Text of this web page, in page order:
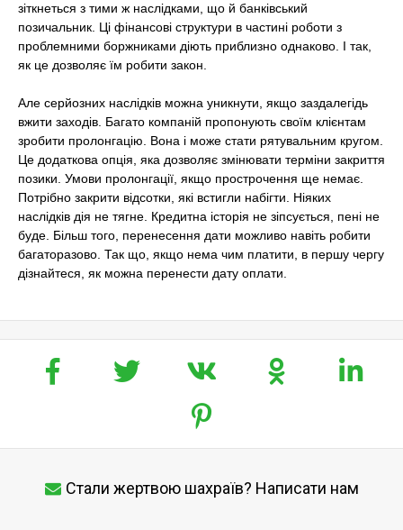
зіткнеться з тими ж наслідками, що й банківський
позичальник. Ці фінансові структури в частині роботи з
проблемними боржниками діють приблизно однаково. І так,
як це дозволяє їм робити закон.
Але серйозних наслідків можна уникнути, якщо заздалегідь
вжити заходів. Багато компаній пропонують своїм клієнтам
зробити пролонгацію. Вона і може стати рятувальним кругом.
Це додаткова опція, яка дозволяє змінювати терміни закриття
позики. Умови пролонгації, якщо прострочення ще немає.
Потрібно закрити відсотки, які встигли набігти. Ніяких
наслідків дія не тягне. Кредитна історія не зіпсується, пені не
буде. Більш того, перенесення дати можливо навіть робити
багаторазово. Так що, якщо нема чим платити, в першу чергу
дізнайтеся, як можна перенести дату оплати.
Стали жертвою шахраїв? Написати нам